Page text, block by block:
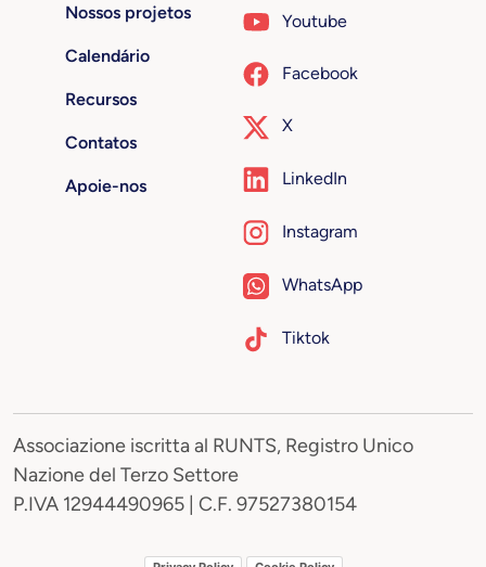
Nossos projetos
Calendário
Recursos
Contatos
Apoie-nos
Youtube
Facebook
X
LinkedIn
Instagram
WhatsApp
Tiktok
Associazione iscritta al RUNTS, Registro Unico
Nazione del Terzo Settore
P.IVA 12944490965 | C.F. 97527380154